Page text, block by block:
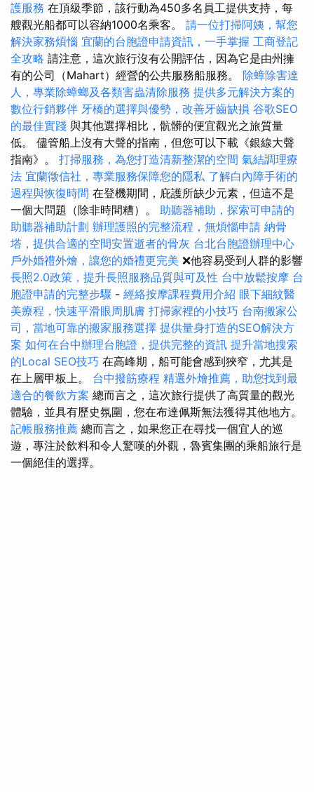
護服務 在頂級季節，該行動為450多名員工提供支持，每
艘觀光船都可以容納1000名乘客。 請一位打掃阿姨，幫您
解決家務煩惱 宜蘭的台胞證申請資訊，一手掌握 工商登記
全攻略 請注意，這次旅行沒有公開評估，因為它是由州擁
有的公司（Mahart）經營的公共服務船服務。 除蟑除害達
人，專業除蟑螂及各類害蟲清除服務 提供多元解決方案的
數位行銷夥伴 牙橋的選擇與優勢，改善牙齒缺損 谷歌SEO
的最佳實踐 與其他選擇相比，骯髒的便宜觀光之旅質量
低。 儘管船上沒有大聲的​​指南，但您可以下載《銀線大聲
指南》。 打掃服務，為您打造清新整潔的空間 氣結調理療
法 宜蘭徵信社，專業服務保障您的隱私 了解白內障手術的
過程與恢復時間 在登機期間，庇護所缺少元素，但這不是
一個大問題（除非時間糟）。 助聽器補助，探索可申請的
助聽器補助計劃 辦理護照的完整流程，無煩惱申請 納骨
塔，提供合適的空間安置逝者的骨灰 台北台胞證辦理中心
戶外婚禮外燴，讓您的婚禮更完美 ❌他容易受到人群的影響
長照2.0政策，提升長照服務品質與可及性 台中放鬆按摩 台
胞證申請的完整步驟 - 經絡按摩課程費用介紹 眼下細紋醫
美療程，快速平滑眼周肌膚 打掃家裡的小技巧 台南搬家公
司，當地可靠的搬家服務選擇 提供量身打造的SEO解決方
案 如何在台中辦理台胞證，提供完整的資訊 提升當地搜索
的Local SEO技巧 在高峰期，船可能會感到狹窄，尤其是
在上層甲板上。 台中撥筋療程 精選外燴推薦，助您找到最
適合的餐飲方案 總而言之，這次旅行提供了高質量的觀光
體驗，並具有歷史氛圍，您在布達佩斯無法獲得其他地方。
記帳服務推薦 總而言之，如果您正在尋找一個宜人的巡
遊，專注於飲料和令人驚嘆的外觀，魯賓集團的乘船旅行是
一個絕佳的選擇。